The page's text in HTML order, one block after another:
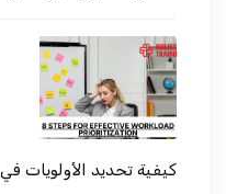
كيفية تحديد الأولويات